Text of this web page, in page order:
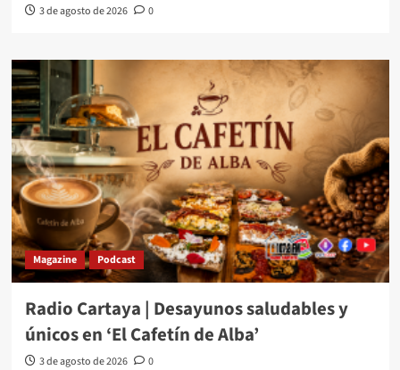
3 de agosto de 2026 0
Magazine Podcast
Radio Cartaya | Desayunos saludables y
únicos en ‘El Cafetín de Alba’
3 de agosto de 2026 0